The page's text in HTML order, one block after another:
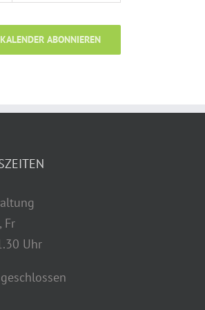
KALENDER ABONNIEREN
Fr
Uhr